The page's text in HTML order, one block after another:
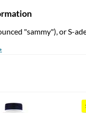
"sammy"), or S-